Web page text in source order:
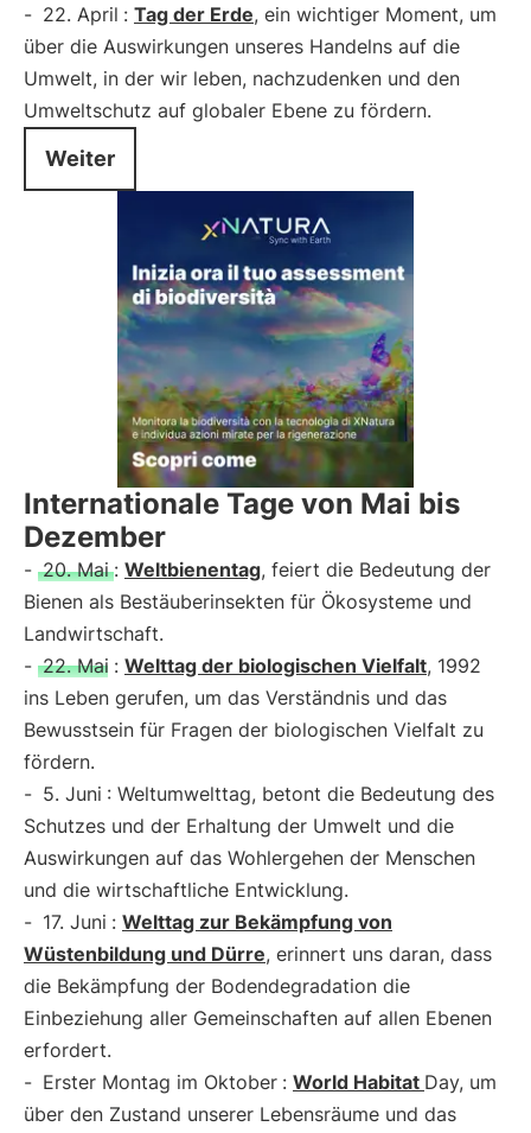
- 22. April : Tag der Erde, ein wichtiger Moment, um
über die Auswirkungen unseres Handelns auf die
Umwelt, in der wir leben, nachzudenken und den
Umweltschutz auf globaler Ebene zu fördern.
Weiter
Internationale Tage von Mai bis
Dezember
- 20. Mai : Weltbienentag, feiert die Bedeutung der
Bienen als Bestäuberinsekten für Ökosysteme und
Landwirtschaft.
- 22. Mai : Welttag der biologischen Vielfalt, 1992
ins Leben gerufen, um das Verständnis und das
Bewusstsein für Fragen der biologischen Vielfalt zu
fördern.
- 5. Juni : Weltumwelttag, betont die Bedeutung des
Schutzes und der Erhaltung der Umwelt und die
Auswirkungen auf das Wohlergehen der Menschen
und die wirtschaftliche Entwicklung.
- 17. Juni : Welttag zur Bekämpfung von
Wüstenbildung und Dürre, erinnert uns daran, dass
die Bekämpfung der Bodendegradation die
Einbeziehung aller Gemeinschaften auf allen Ebenen
erfordert.
- Erster Montag im Oktober : World Habitat Day, um
über den Zustand unserer Lebensräume und das